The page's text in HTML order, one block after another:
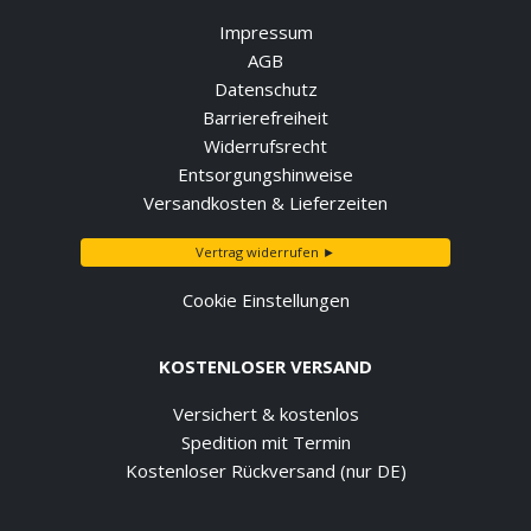
Impressum
AGB
Datenschutz
Barrierefreiheit
Widerrufsrecht
Entsorgungshinweise
Versandkosten & Lieferzeiten
Vertrag widerrufen ►
Cookie Einstellungen
KOSTENLOSER VERSAND
Versichert & kostenlos
Spedition mit Termin
Kostenloser Rückversand (nur DE)